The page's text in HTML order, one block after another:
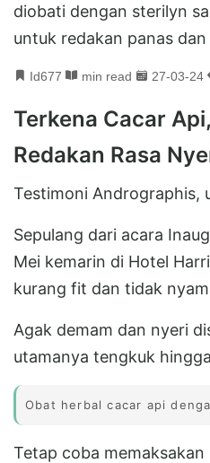
diobati dengan sterilyn
untuk redakan panas
Id677 min read 27-03-24
Terkena Cacar
Redakan Rasa
Testimoni Andrographis,
Sepulang dari acara
Mei kemarin di Hotel
kurang fit dan tidak
Agak demam dan nyeri
utamanya tengkuk
Obat herbal cacar api
Tetap coba